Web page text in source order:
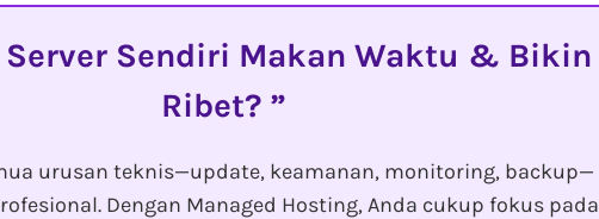
Sendiri Makan Waktu & Bikin
Ribet?
urusan teknis—update, keamanan, monitoring, backup—
Dengan Managed Hosting, Anda cukup fokus pada